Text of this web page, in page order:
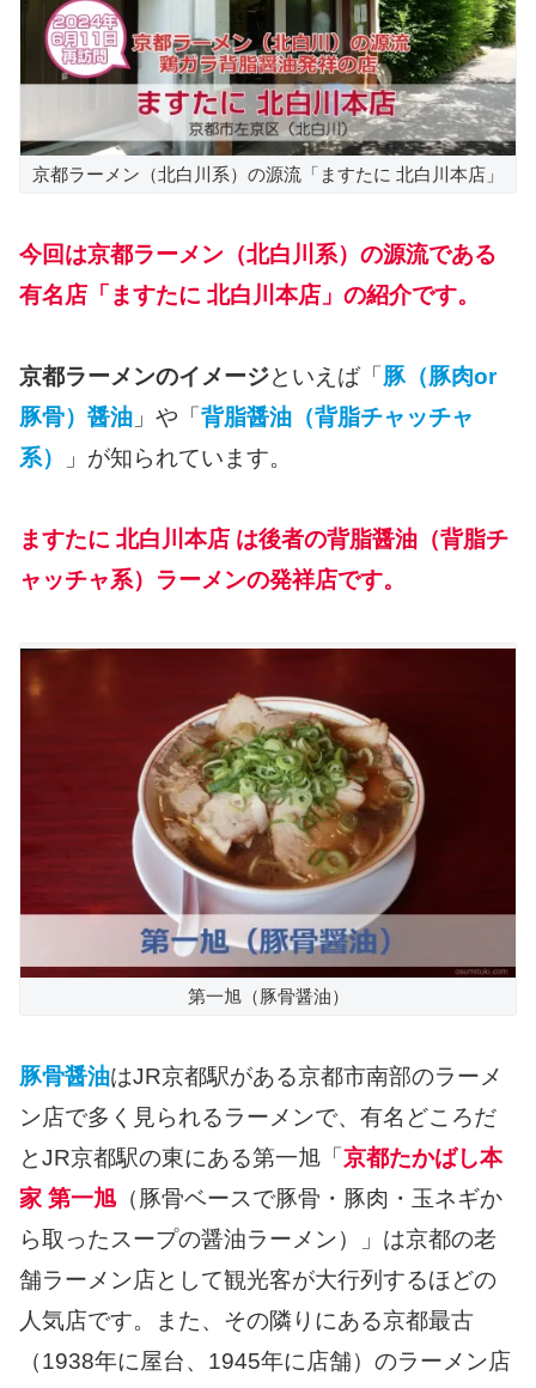
京都ラーメン（北白川系）の源流「ますたに 北白川本店」
今回は京都ラーメン（北白川系）の源流である
有名店「ますたに 北白川本店」の紹介です。
京都ラーメンのイメージといえば「 豚（豚肉or
豚骨）醤油 」や「 背脂醤油（背脂チャッチャ
系）
」が知られています。
ますたに 北白川本店 は後者の背脂醤油（背脂チ
ャッチャ系）ラーメンの発祥店です。
第一旭（豚骨醤油）
豚骨醤油はJR京都駅がある京都市南部のラーメ
ン店で多く見られるラーメンで、有名どころだ
とJR京都駅の東にある第一旭「 京都たかばし本
家 第一旭（豚骨ベースで豚骨・豚肉・玉ネギか
ら取ったスープの醤油ラーメン）」は京都の老
舗ラーメン店として観光客が大行列するほどの
人気店です。また、その隣りにある京都最古
（1938年に屋台、1945年に店舗）のラーメン店